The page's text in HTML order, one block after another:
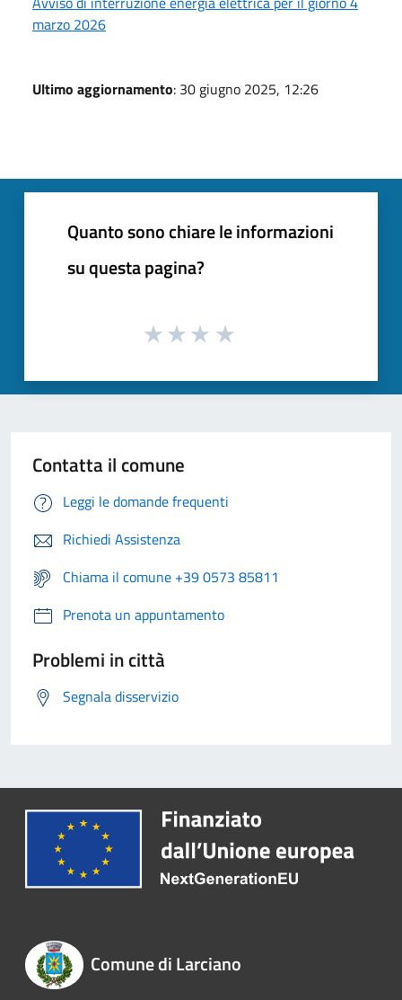
marzo 2026
Ultimo aggiornamento: 30 giugno 2025, 12:26
Quanto sono chiare le informazioni
su questa pagina?
Contatta il comune
Leggi le domande frequenti
Richiedi Assistenza
Chiama il comune +39 0573 85811
Prenota un appuntamento
Problemi in città
Segnala disservizio
Comune di Larciano